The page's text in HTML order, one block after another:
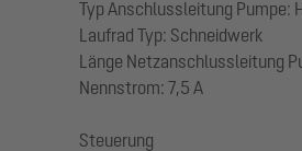
Typ Anschlussleitung Pumpe:
Laufrad Typ: Schneidwerk
Länge Netzanschlussleitung
Nennstrom: 7,5 A
Steuerung